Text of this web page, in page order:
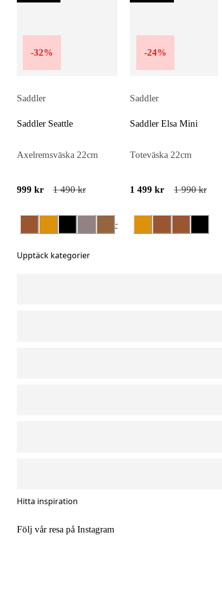
-32%
Saddler
Saddler Seattle
Axelremsväska 22cm
999 kr 1 490 kr
+
-24%
Saddler
Saddler Elsa Mini
Toteväska 22cm
1 499 kr 1 990 kr
Upptäck kategorier
Hitta inspiration
Följ vår resa på Instagram